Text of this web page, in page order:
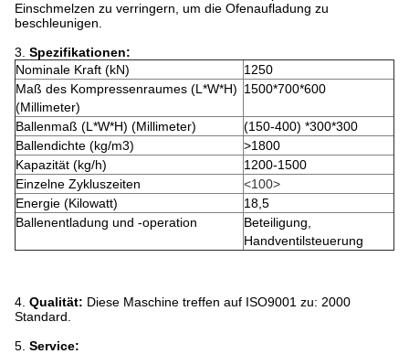
Einschmelzen zu verringern, um die Ofenaufladung zu
beschleunigen.
3. Spezifikationen:
Nominale Kraft (kN)
1250
Maß des Kompressenraumes (L*W*H)
(Millimeter)
1500*700*600
Ballenmaß (L*W*H) (Millimeter)
(150-400) *300*300
Ballendichte (kg/m3)
>1800
Kapazität (kg/h)
1200-1500
Einzelne Zykluszeiten
<100>
Energie (Kilowatt)
18,5
Ballenentladung und -operation
Beteiligung,
Handventilsteuerung
4. Qualität: Diese Maschine treffen auf ISO9001 zu: 2000
Standard.
5. Service: